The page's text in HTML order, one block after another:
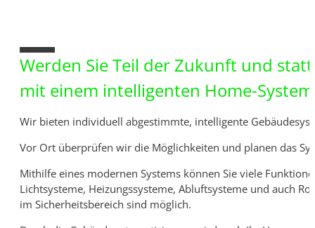
Werden Sie Teil der Zukunft und
mit einem intelligenten Home-
Wir bieten individuell abgestimmte, intelligente
Vor Ort überprüfen wir die Möglichkeiten und planen das
Mithilfe eines modernen Systems können Sie viele
Lichtsysteme, Heizungssysteme, Abluftsysteme und auch
im Sicherheitsbereich sind möglich.